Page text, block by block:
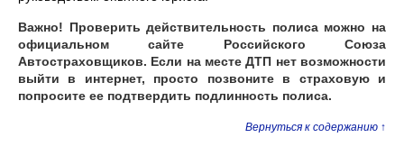
Важно! Проверить действительность полиса можно на
официальном сайте Российского Союза
Автостраховщиков. Если на месте ДТП нет возможности
выйти в интернет, просто позвоните в страховую и
попросите ее подтвердить подлинность полиса.
Вернуться к содержанию ↑